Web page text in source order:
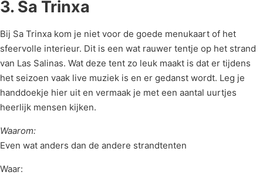
3. Sa Trinxa
Bij Sa Trinxa kom je niet voor de goede menukaart of het
sfeervolle interieur. Dit is een wat rauwer tentje op het strand
van Las Salinas. Wat deze tent zo leuk maakt is dat er tijdens
het seizoen vaak live muziek is en er gedanst wordt. Leg je
handdoekje hier uit en vermaak je met een aantal uurtjes
heerlijk mensen kijken.
Waarom:
Even wat anders dan de andere strandtenten
Waar: